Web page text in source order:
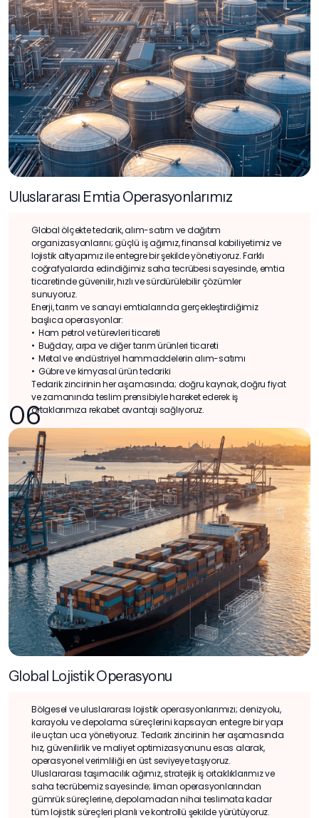
Uluslararası Emtia Operasyonlarımız
Global ölçekte tedarik, alım-satım ve dağıtım
organizasyonlarını; güçlü iş ağımız, finansal kabiliyetimiz ve
lojistik altyapımız ile entegre bir şekilde yönetiyoruz. Farklı
coğrafyalarda edindiğimiz saha tecrübesi sayesinde, emtia
ticaretinde güvenilir, hızlı ve sürdürülebilir çözümler
sunuyoruz.
Enerji, tarım ve sanayi emtialarında gerçekleştirdiğimiz
başlıca operasyonlar:
•⁠ ⁠Ham petrol ve türevleri ticareti
•⁠ ⁠Buğday, arpa ve diğer tarım ürünleri ticareti
•⁠ ⁠Metal ve endüstriyel hammaddelerin alım-satımı
•⁠ ⁠Gübre ve kimyasal ürün tedariki
Tedarik zincirinin her aşamasında; doğru kaynak, doğru fiyat
ve zamanında teslim prensibiyle hareket ederek iş
ortaklarımıza rekabet avantajı sağlıyoruz.
06
Global Lojistik Operasyonu
Bölgesel ve uluslararası lojistik operasyonlarımızı; denizyolu,
karayolu ve depolama süreçlerini kapsayan entegre bir yapı
ile uçtan uca yönetiyoruz. Tedarik zincirinin her aşamasında
hız, güvenilirlik ve maliyet optimizasyonunu esas alarak,
operasyonel verimliliği en üst seviyeye taşıyoruz.
Uluslararası taşımacılık ağımız, stratejik iş ortaklıklarımız ve
saha tecrübemiz sayesinde; liman operasyonlarından
gümrük süreçlerine, depolamadan nihai teslimata kadar
tüm lojistik süreçleri planlı ve kontrollü şekilde yürütüyoruz.